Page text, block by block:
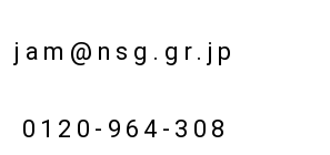
jam@nsg.gr.jp
0120-964-308